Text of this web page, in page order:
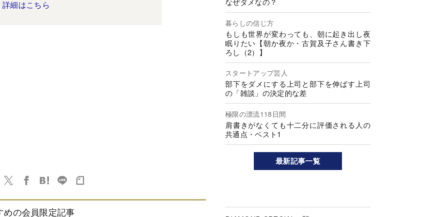
詳細はこちら
めの会員限定記事
暮らしの信じ方
もしも世界が変わっても、朝に起き出し夜
眠りたい【朝か夜か・古賀及子さん書き下
ろし（2）】
スタートアップ芸人
部下をダメにする上司と部下を伸ばす上司
の「雑談」の決定的な差
極限の漂流118日間
肩書きがなくても十二分に評価される人の
共通点・ベスト1
最新記事一覧